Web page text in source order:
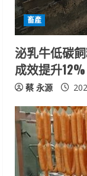
d
i
n
g
畜產
泌乳牛低碳
成效提升12%
蔡 永源